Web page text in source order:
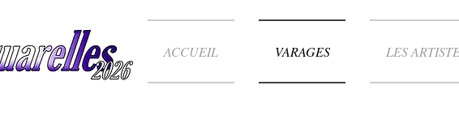
ACCUEIL VARAGES LES